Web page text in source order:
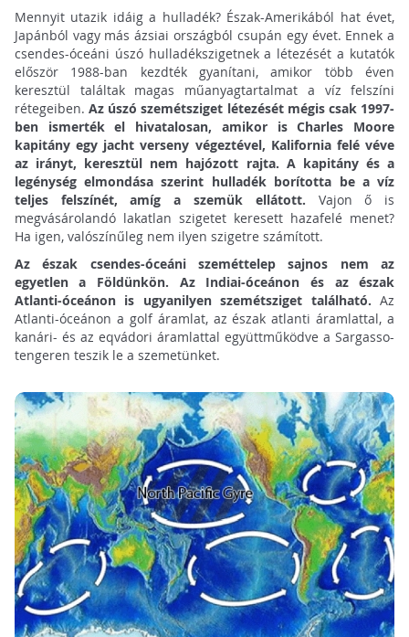
Mennyit utazik idáig a hulladék? Észak-Amerikából hat évet,
Japánból vagy más ázsiai országból csupán egy évet. Ennek a
csendes-óceáni úszó hulladékszigetnek a létezését a kutatók
először 1988-ban kezdték gyanítani, amikor több éven
keresztül találtak magas műanyagtartalmat a víz felszíni
rétegeiben. Az úszó szemétsziget létezését mégis csak 1997-
ben ismerték el hivatalosan, amikor is Charles Moore
kapitány egy jacht verseny végeztével, Kalifornia felé véve
az irányt, keresztül nem hajózott rajta. A kapitány és a
legénység elmondása szerint hulladék borította be a víz
teljes felszínét, amíg a szemük ellátott. Vajon ő is
megvásárolandó lakatlan szigetet keresett hazafelé menet?
Ha igen, valószínűleg nem ilyen szigetre számított.
Az észak csendes-óceáni szeméttelep sajnos nem az
egyetlen a Földünkön. Az Indiai-óceánon és az észak
Atlanti-óceánon is ugyanilyen szemétsziget található.Az
Atlanti-óceánon a golf áramlat, az észak atlanti áramlattal, a
kanári- és az eqvádori áramlattal együttműködve a Sargasso-
tengeren teszik le a szemetünket.